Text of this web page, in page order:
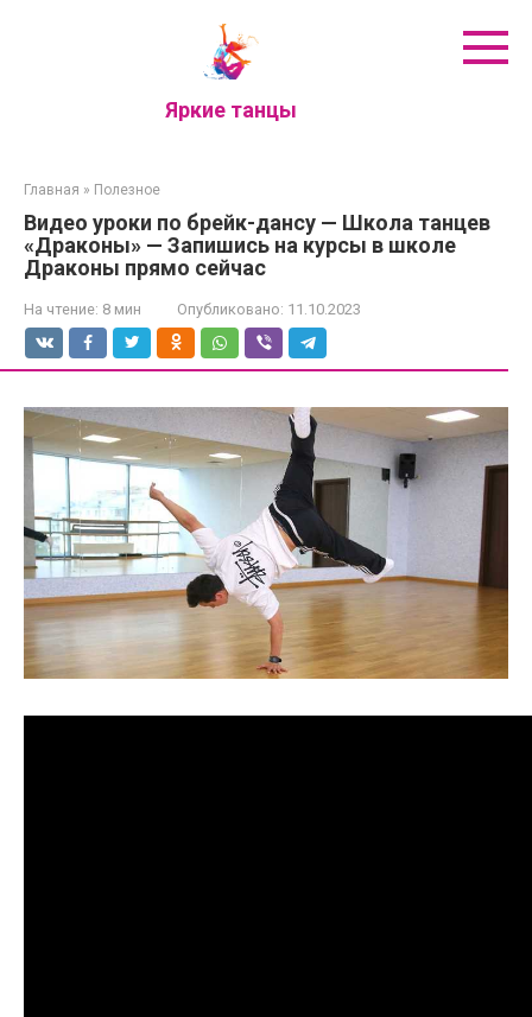
Яркие танцы
Главная » Полезное
Видео уроки по брейк-дансу — Школа танцев
«Драконы» — Запишись на курсы в школе
Драконы прямо сейчас
На чтение: 8 мин Опубликовано: 11.10.2023